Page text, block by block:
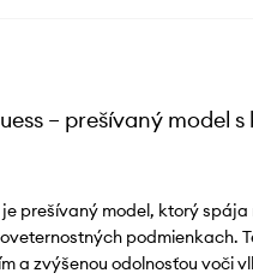
– prešívaný model
prešívaný model, ktorý spája
podmienkach.
a zvýšenou odolnosťou voči